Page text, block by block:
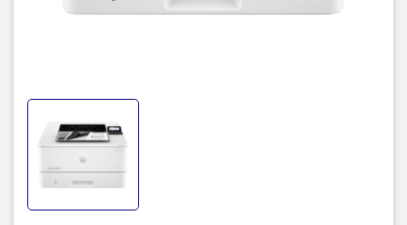
Nhỏ gọn nhưng là trợ thủ đắc lực
với mọi văn phòng
HP LaserJet Pro 4003dn (2Z609A) là dòng